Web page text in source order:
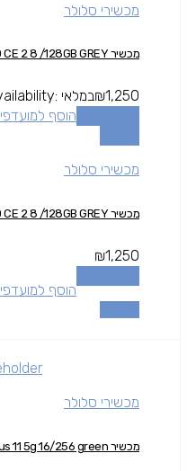
מכשירי סלולר
מכשיר ONEPLUS NORD CE 2 8 /128GB GREY
₪1,250
במלאי
הוסף
מכשירי סלולר
מכשיר ONEPLUS NORD CE 2 8 /128GB GREY
₪1,250
הוסף
מכשירי סלולר
מכשיר OnePlus 11 5g 16/256 green